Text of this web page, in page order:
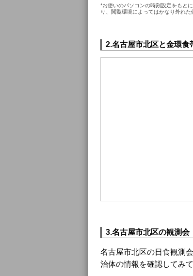
*お使いのパソコンの時刻設定をもと
り、閲覧環境によってはかなり外れ
2.名古屋市北区と金環食
3.名古屋市北区の観測会
名古屋市北区の日食観測
治体の情報を確認してみて